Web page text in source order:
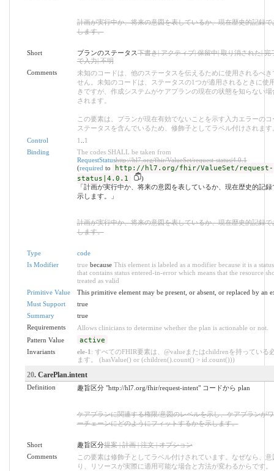
計画が実行中か、将来の意図を表しているか、現在歴史的記録で
します。
Short プランのステータス下書き| アクティブ| 保留中| 取り消された| 完
で入力| 不明
Comments
未知のコードは、他のステータスを伝えるために使用されるべき
せん。未知のコードは、ステータスの1つが適用されるときに使
きですが、作成システムがケアプランの現在の状態を知らない場
されます。
この要素は、プランが現在有効でないことを示す入力エラーのコ
ステータスを含んでいるため、修飾子としてラベル付けされます
Control
1
1
Binding
The codes SHALL be taken from
RequestStatushttp://hl7.org/fhir/ValueSet/request-status|4.0.1
(required to
http://hl7.org/fhir/ValueSet/request-
status|4.0.1
)
「計画が実行中か、将来の意図を表しているか、現在歴史的記
示します。」
計画が実行中か、将来の意図を表しているか、現在歴史的記録で
します。
Type
code
Is Modifier
truebecause This element is labeled as a modifier because it is a
that contains status entered-in-error which means that the resource
treated as valid
Primitive Value
This primitive element may be present, or absent, or replaced by an
Must Support
true
Summary
true
Requirements
Allows clinicians to determine whether the plan is actionable or not.
Pattern Value
active
Invariants ele-1 : すべてのFHIR要素は、@valueまたはchildrenを持っている
ます。 (hasValue() or (children().count() > id.count()))
20. CarePlan.intent
Definition 趣旨区分 "http://hl7.org/fhir/request-intent" コードから plan
ケアプランに関連する権限/意図のレベルを示し、ケアプランが
ーチェーンにどのようにフィットするかを示します。
Short 趣旨区分提案 | 計画 | 注文 | オプション
Comments
この要素は修飾子としてラベル付けされています。なぜなら、意
り、リソースが実際に適用可能な場合と方法が変わるからです。